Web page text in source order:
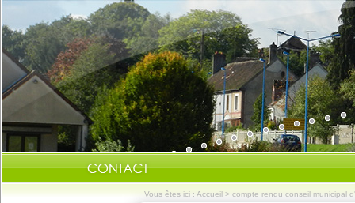
Vous êtes ici : Accueil > compte rendu conseil municipal